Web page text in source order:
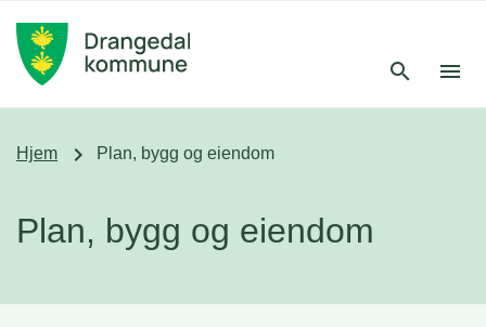
Hopp til hovedinnholdet
search menu
Hjem chevron_right Plan, bygg og eiendom
Plan, bygg og eiendom